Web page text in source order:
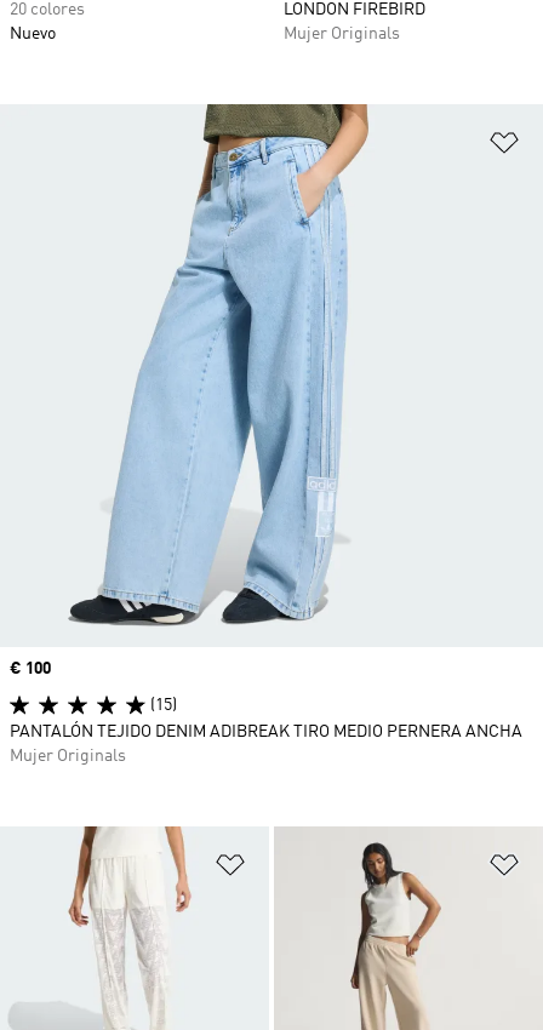
20 colores
Nuevo
LONDON FIREBIRD
Mujer Originals
Añadir a la lista de deseos
Precio
€ 100
(15)
PANTALÓN TEJIDO DENIM ADIBREAK TIRO MEDIO PERNERA ANCHA
Mujer Originals